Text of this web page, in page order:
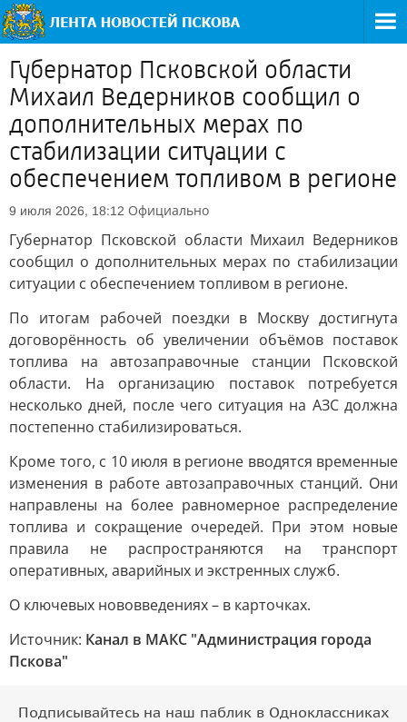
Губернатор Псковской области
Михаил Ведерников сообщил о
дополнительных мерах по
стабилизации ситуации с
обеспечением топливом в регионе
9 июля 2026, 18:12 Официально
Губернатор Псковской области Михаил Ведерников
сообщил о дополнительных мерах по стабилизации
ситуации с обеспечением топливом в регионе.
По итогам рабочей поездки в Москву достигнута
договорённость об увеличении объёмов поставок
топлива на автозаправочные станции Псковской
области. На организацию поставок потребуется
несколько дней, после чего ситуация на АЗС должна
постепенно стабилизироваться.
Кроме того, с 10 июля в регионе вводятся временные
изменения в работе автозаправочных станций. Они
направлены на более равномерное распределение
топлива и сокращение очередей. При этом новые
правила не распространяются на транспорт
оперативных, аварийных и экстренных служб.
О ключевых нововведениях – в карточках.
Источник: Канал в МАКС "Администрация города
Пскова"
Подписывайтесь на наш паблик в Одноклассниках